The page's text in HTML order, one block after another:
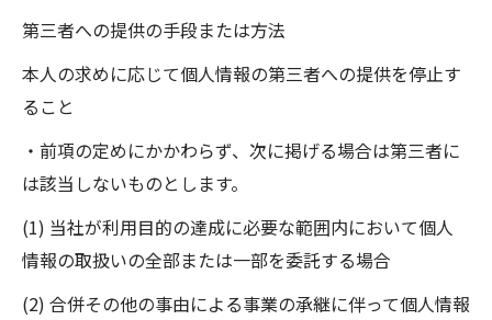
第三者への提供の手段または方法
本人の求めに応じて個人情報の第三者への提供を停止す
ること
・前項の定めにかかわらず、次に掲げる場合は第三者に
は該当しないものとします。
(1) 当社が利用目的の達成に必要な範囲内において個人
情報の取扱いの全部または一部を委託する場合
(2) 合併その他の事由による事業の承継に伴って個人情報